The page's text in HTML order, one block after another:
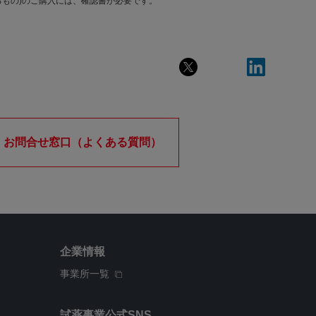
お問合せ窓口（よくある質問）
企業情報
事業所一覧